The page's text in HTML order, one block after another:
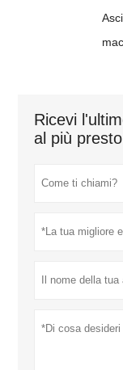
Ricevi
al più